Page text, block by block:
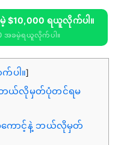
မဲ့ $10,000 ရယူလိုက်ပါ။
အခမဲ့ရယူလိုက်ပါ။
က်ပါ။]
ဘယ်လိုမှတ်ပုံတင်ရမ
အကောင့်နဲ့ ဘယ်လိုမှတ်